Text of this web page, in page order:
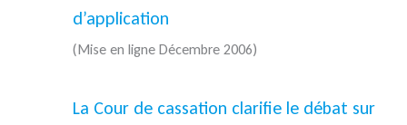
d’application
(Mise en ligne Décembre 2006)
La Cour de cassation clarifie le débat sur